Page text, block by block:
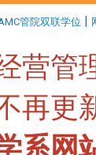
管院双联学位 |
营管
再更
系网